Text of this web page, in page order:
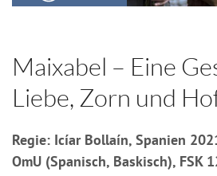
Maixabel – Eine
Liebe, Zorn und
Regie: Icíar Bollaín, Spanien
OmU (Spanisch, Baskisch), FSK